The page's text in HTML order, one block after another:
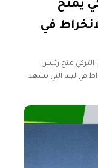
يمنح
في
التركي منح رئيس
في ليبيا التي تشهد
في تقرير